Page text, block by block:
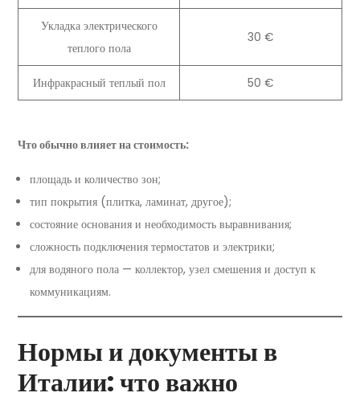
Укладка электрического
теплого пола
30 €
Инфракрасный теплый пол 50 €
Что обычно влияет на стоимость:
площадь и количество зон;
тип покрытия (плитка, ламинат, другое);
состояние основания и необходимость выравнивания;
сложность подключения термостатов и электрики;
для водяного пола — коллектор, узел смешения и доступ к
коммуникациям.
Нормы и документы в
Италии: что важно